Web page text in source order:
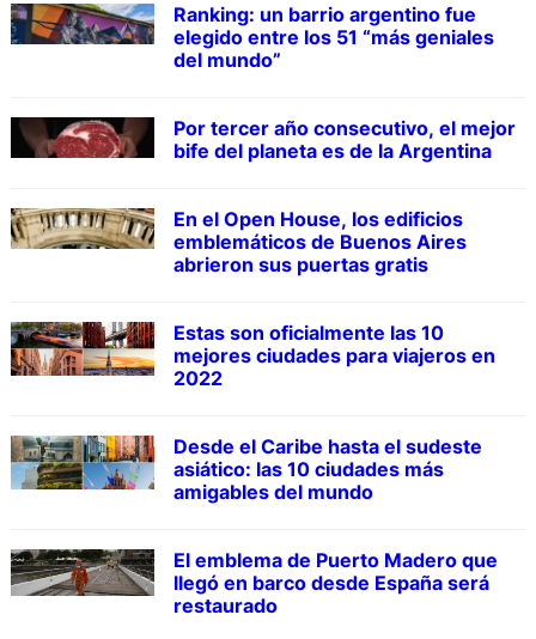
Ranking: un barrio argentino fue
elegido entre los 51 “más geniales
del mundo”
Por tercer año consecutivo, el mejor
bife del planeta es de la Argentina
En el Open House, los edificios
emblemáticos de Buenos Aires
abrieron sus puertas gratis
Estas son oficialmente las 10
mejores ciudades para viajeros en
2022
Desde el Caribe hasta el sudeste
asiático: las 10 ciudades más
amigables del mundo
El emblema de Puerto Madero que
llegó en barco desde España será
restaurado